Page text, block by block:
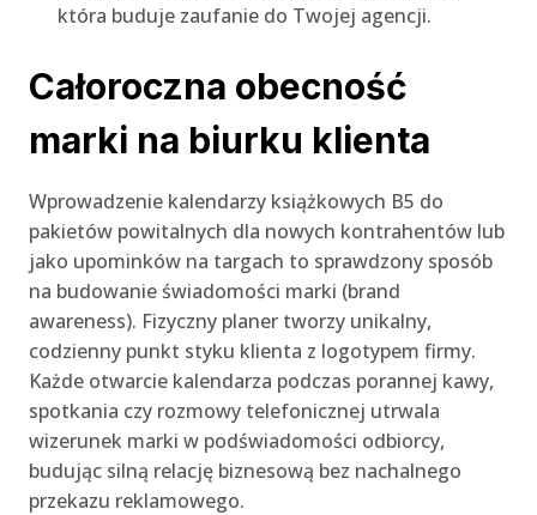
która buduje zaufanie do Twojej agencji.
Całoroczna obecność
marki na biurku klienta
Wprowadzenie kalendarzy książkowych B5 do
pakietów powitalnych dla nowych kontrahentów lub
jako upominków na targach to sprawdzony sposób
na budowanie świadomości marki (brand
awareness). Fizyczny planer tworzy unikalny,
codzienny punkt styku klienta z logotypem firmy.
Każde otwarcie kalendarza podczas porannej kawy,
spotkania czy rozmowy telefonicznej utrwala
wizerunek marki w podświadomości odbiorcy,
budując silną relację biznesową bez nachalnego
przekazu reklamowego.